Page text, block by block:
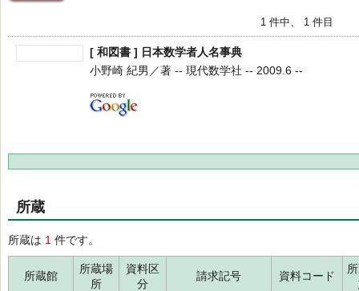
1 件中、 1 件目
[ 和図書 ] 日本数学者人名事典
小野崎 紀男／著 -- 現代数学社 -- 2009.6 --
所蔵
所蔵は 1 件です。
所蔵館
所蔵場
所
資料区
分
請求記号 資料コード